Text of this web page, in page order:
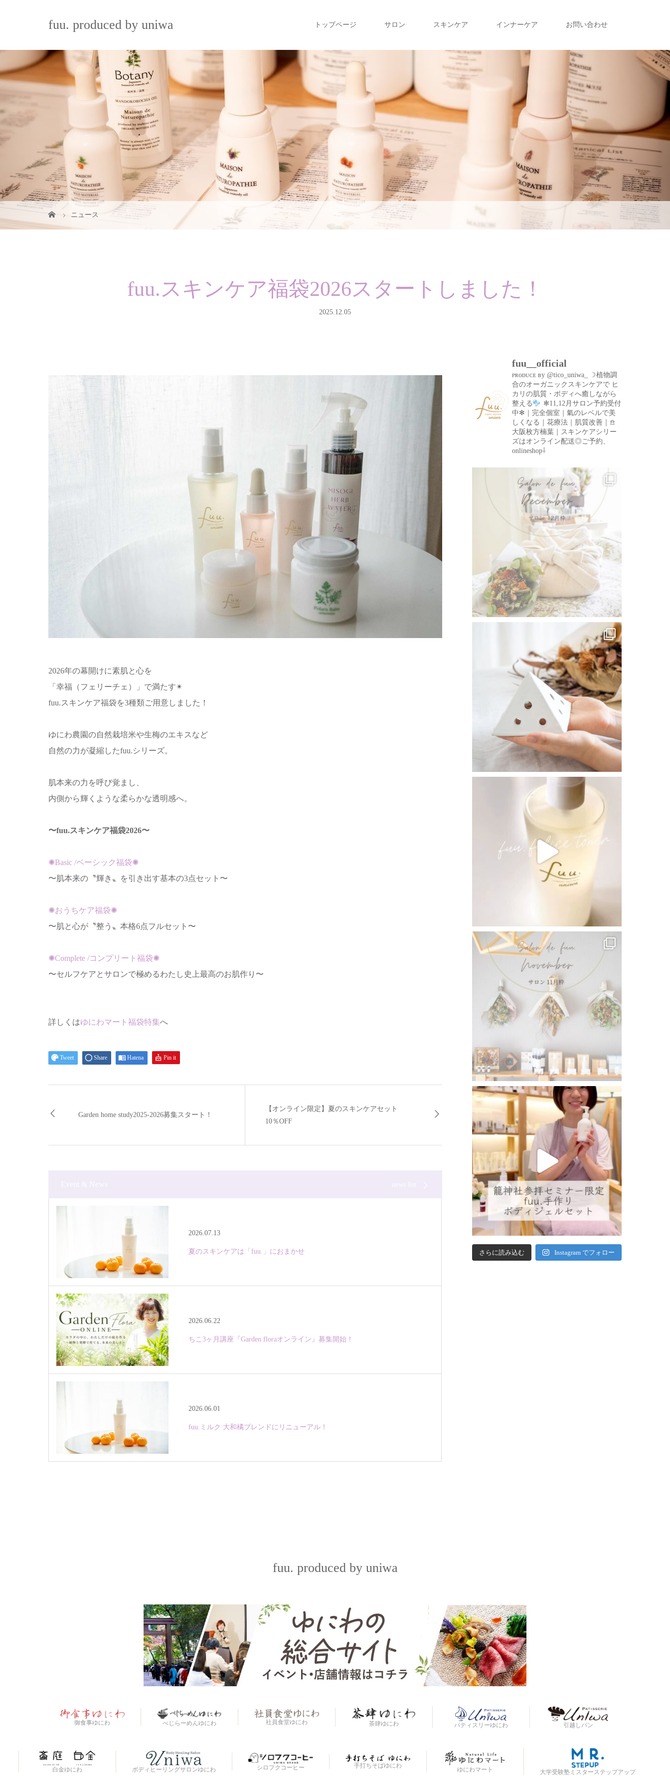
fuu. produced by uniwa トップページ サロン スキンケア インナーケア お問い合わせ
ニュース
fuu.スキンケア福袋2026スタートしました！
2025.12.05
2026年の幕開けに素肌と心を
「幸福（フェリーチェ）」で満たす✴︎
fuu.スキンケア福袋を3種類ご用意しました！
ゆにわ農園の自然栽培米や生梅のエキスなど
自然の力が凝縮したfuu.シリーズ。
肌本来の力を呼び覚まし、
内側から輝くような柔らかな透明感へ。
〜⁡fuu.スキンケア福袋2026〜
✺Basic /ベーシック福袋✺
〜肌本来の〝輝き〟を引き出す基本の3点セット〜
✺おうちケア福袋✺
〜肌と心が〝整う〟本格6点フルセット〜
✺Complete /コンプリート福袋✺
〜セルフケアとサロンで極めるわたし史上最高のお肌作り〜
詳しくはゆにわマート福袋特集へ
Tweet Share Hatena Pin it
Garden home study2025-2026募集スタート！
【オンライン限定】夏のスキンケアセット
10％OFF
2026.07.13
夏のスキンケアは「fuu.」におまかせ
2026.06.22
ちこ3ヶ月講座『Garden floraオンライン』募集開始！
2026.06.01
fuu.ミルク 大和橘ブレンドにリニューアル！
fuu__official
ᴩʀᴏᴅᴜᴄᴇ ʙy @tico_uniwa_
☽植物調
合のオーガニックスキンケアで ヒ
カリの肌質・ボディへ癒しながら
整える
✻11,12月サロン予約受付
中✻｜完全個室｜氣のレベルで美
しくなる｜花療法｜肌質改善｜𖠿
大阪枚方楠葉｜スキンケアシリー
ズはオンライン配送◎ご予約、
onlineshop⇩
さらに読み込む Instagram でフォロー
fuu. produced by uniwa
御食事ゆにわ べじらーめんゆにわ 社員食堂ゆにわ 茶肆ゆにわ パティスリーゆにわ 引越しパン
白金ゆにわ ボディヒーリングサロンゆにわ シロフクコーヒー 手打ちそばゆにわ
ゆにわマート 大学受験塾ミスターステップアップ